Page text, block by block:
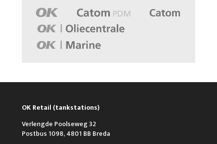
OK Retail (tankstations)
Verlengde Poolseweg 32
Postbus 1098, 4801 BB Breda